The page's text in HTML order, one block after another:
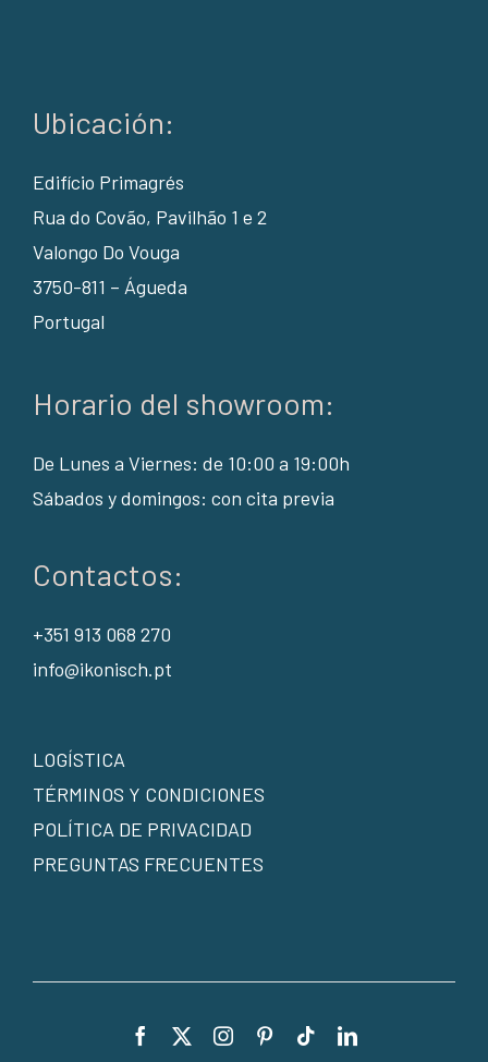
Ubicación:
Edifício Primagrés
Rua do Covão, Pavilhão 1 e 2
Valongo Do Vouga
3750-811 – Águeda
Portugal
Horario del showroom:
De Lunes a Viernes: de 10:00 a 19:00h
Sábados y domingos: con cita previa
Contactos:
+351 913 068 270
info@ikonisch.pt
LOGÍSTICA
TÉRMINOS Y CONDICIONES
POLÍTICA DE PRIVACIDAD
PREGUNTAS FRECUENTES